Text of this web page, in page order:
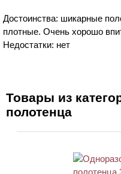
Достоинства: шикарные
плотные. Очень хорошо
Недостатки: нет
Товары из
полотенца